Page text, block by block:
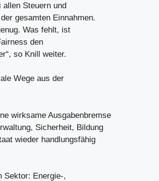
allen Steuern und
gesamten Einnahmen.
Was fehlt, ist
den
so Knill weiter.
Wege aus der
wirksame Ausgabenbremse
Sicherheit, Bildung
wieder handlungsfähig
Sektor: Energie-,